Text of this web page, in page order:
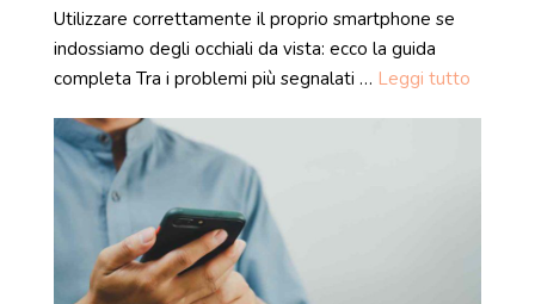
Utilizzare correttamente il proprio smartphone se
indossiamo degli occhiali da vista: ecco la guida
completa Tra i problemi più segnalati … Leggi tutto